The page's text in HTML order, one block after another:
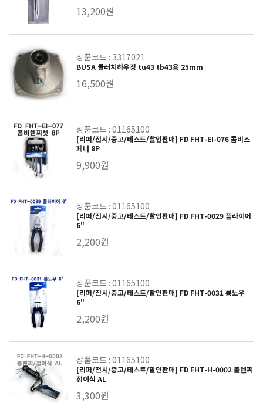
13,200원
상품코드 : 3317021
BUSA 클러치하우징 tu43 tb43용 25mm
16,500원
상품코드 : 01165100
[리퍼/전시/중고/테스트/할인판매] FD FHT-EI-076 콤비스
페너 8P
9,900원
상품코드 : 01165100
[리퍼/전시/중고/테스트/할인판매] FD FHT-0029 플라이어
6"
2,200원
상품코드 : 01165100
[리퍼/전시/중고/테스트/할인판매] FD FHT-0031 롱노우
6"
2,200원
상품코드 : 01165100
[리퍼/전시/중고/테스트/할인판매] FD FHT-H-0002 볼렌찌
접이식 AL
3,300원